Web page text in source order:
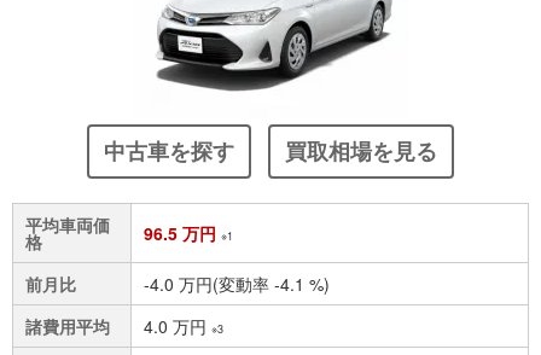
中古車を探す 買取相場を見る
平均車両価
格 96.5 万円 ※1
前月比
-4.0 万円(変動率 -4.1 %)
諸費用平均
4.0 万円 ※3